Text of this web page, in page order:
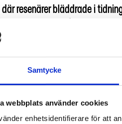
Samtycke
webbplats använder cookies
enhetsidentifierare för att
resenärer bläddrade i
internationella tidningar inom